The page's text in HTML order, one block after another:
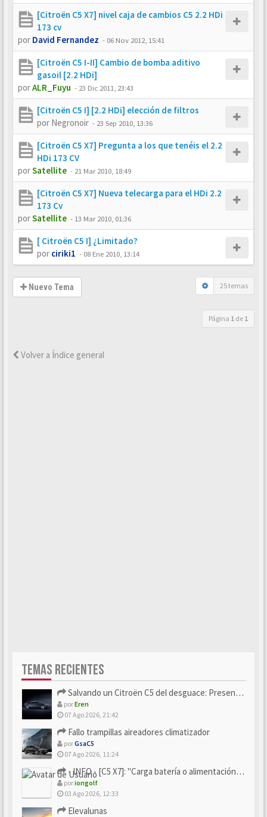
[Citroën C5 X7] nivel caja de cambios C5 2.2 HDi
173 cv
por David Fernandez - 06 Nov 2012, 15:41
[Citroën C5 I-II] Cambio de bomba aditivo
gasoil [2.2 HDi]
porALR_Fuyu - 23 Dic 2011, 23:43
[Citroën C5 I] [2.2 HDi] elección de filtros
por Negronoir - 23 Sep 2010, 13:36
[Citroën C5 X7] Pregunta a los que tenéis el 2.2
HDi 173 CV
porSatellite - 21 Mar 2010, 18:49
[Citroën C5 X7] Nueva telecarga para el HDi 2.2
173 Cv
porSatellite - 13 Mar 2010, 01:36
[ Citroën C5 I] ¿Limitado?
por ciriki1 - 08 Ene 2010, 13:14
Nuevo Tema 25 temas
Página 1 de 1
Volver a Índice general
TEMAS RECIENTES
Salvando un Citroën C5 del desguace: Presentación y seguimiento
porEren
07 Ago 2026, 21:42
Fallo trampillas aireadores climatizador
porGsaC5
07 Ago 2026, 11:24
- INFO - [C5 X7]: "Carga batería o alimentación eléctri...
poriongolf
03 Ago 2026, 12:33
Elevalunas